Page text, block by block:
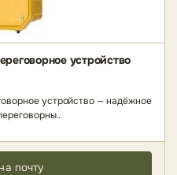
устройство
устройство — надёжное
почту